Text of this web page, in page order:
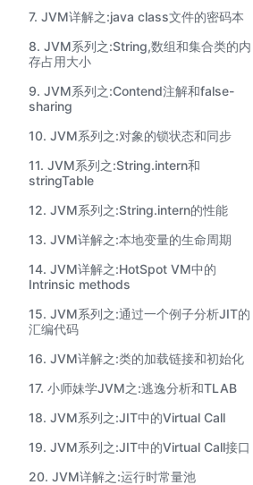
7. JVM详解之:java class文件的密码本
8. JVM系列之:String,数组和集合类的内
存占用大小
9. JVM系列之:Contend注解和false-
sharing
10. JVM系列之:对象的锁状态和同步
11. JVM系列之:String.intern和
stringTable
12. JVM系列之:String.intern的性能
13. JVM详解之:本地变量的生命周期
14. JVM详解之:HotSpot VM中的
Intrinsic methods
15. JVM系列之:通过一个例子分析JIT的
汇编代码
16. JVM详解之:类的加载链接和初始化
17. 小师妹学JVM之:逃逸分析和TLAB
18. JVM系列之:JIT中的Virtual Call
19. JVM系列之:JIT中的Virtual Call接口
20. JVM详解之:运行时常量池